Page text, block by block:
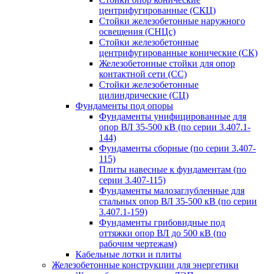
центрифугированные (СКЦ)
Стойки железобетонные наружного
освещения (СНЦс)
Стойки железобетонные
центрифугированные конические (СК)
Железобетонные стойки для опор
контактной сети (СС)
Стойки железобетонные
цилиндрические (СЦ)
Фундаменты под опоры
Фундаменты унифицированные для
опор ВЛ 35-500 кВ (по серии 3.407.1-
144)
Фундаменты сборные (по серии 3.407-
115)
Плиты навесные к фундаментам (по
серии 3.407-115)
Фундаменты малозаглубленные для
стальных опор ВЛ 35-500 кВ (по серии
3.407.1-159)
Фундаменты грибовидные под
оттяжки опор ВЛ до 500 кВ (по
рабочим чертежам)
Кабельные лотки и плиты
Железобетонные конструкции для энергетики